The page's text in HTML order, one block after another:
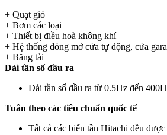
+ Quạt gió
+ Bơm các loại
+ Thiết bị điều hoà không khí
+ Hệ thống đóng mở cửa tự động, cửa gara
+ Băng tải
Dải tần số đầu ra
Dải tần số đầu ra từ 0.5Hz đến
Tuân theo các tiêu chuẩn quốc tế
Tất cả các biến tần Hitachi đều